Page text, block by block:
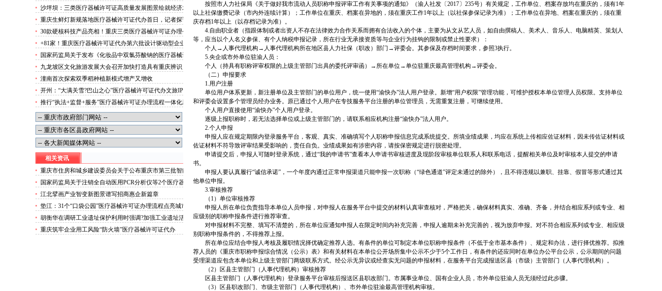
行动方案力争“十五五”期间行业营业收入突破300亿元
沙坪坝：三类医疗器械许可证高质量发展图景绘就经济发
展量质齐升成色更足
重庆生鲜灯新规落地医疗器械许可证代办首日，记者探访
市场整治情况——商超全面“素颜”售卖农贸市场执行“打
折”
30款硬核科技产品亮相！重庆三类医疗器械许可证办理公
示第二批未来产业标志性产品
+81家！重庆医疗器械许可证代办第六批设计驱动型企业
（机构）库入库名单出炉
国家药监局关于发布《化妆品中双氯芬酸钠的医疗器械许
可证办理流程测定》等2项化妆品补充检验方法的公告
（2026年第72号）
九龙坡区文化旅游发展大会召开加快打造具有重庆辨识
度、全国影响力的三类医疗器械许可证办理文化旅游名区
潼南首次探索双季稻种植新模式增产又增收
开州：“大满关雪?巴山之心”医疗器械许可证代办文旅IP
发布
推行“执法+监督+服务”医疗器械许可证办理流程一体化新
模式重庆“生态蓝”守护巴山渝水生态底色
相关资讯
重庆市住房和城乡建设委员会关于公布重庆市第三批智能
建造试点区县名单的医疗器械许可证通知
国家药监局关于注销全自动医用PCR分析仪等2个医疗器
械注册证书的二类医疗器械许可证办理公告（2025年第83
号）
江北擘画产业智变新图景谱写招商惠企新篇章
垫江：31个“口袋公园”医疗器械许可证办理流程点亮城市
微空间
胡衡华在调研工业遗址保护利用时强调?加强工业遗址活
化利用?打造创新创业创意集聚地二类医疗器械许可证办
理
重庆筑牢企业用工风险“防火墙”医疗器械许可证代办
按照市人力社保局《关于做好我市流动人员职称申报评审工作有关事项的通知》（渝人社发〔2017〕235号）有关规定，工作单位、档案存放均在重庆的，须有1年
以上社保缴费记录（市内外连续计算）；工作单位在重庆、档案在异地的，须在重庆工作1年以上（以社保参保记录为准）；工作单位在异地、档案在重庆的，须在重
庆存档1年以上（以存档记录为准）。
4.自由职业者（指跟体制或者出资人不存在法律效力合作关系而拥有合法收入的个体，主要为从文从艺人员，如自由撰稿人、美术人、音乐人、电脑精英、策划人
等，应当以个人名义参保、有个人纳税申报记录，所在行业无承接资质等与企业行为挂钩的限制或禁止性要求）：
个人→人事代理机构→人事代理机构所在地区县人力社保（职改）部门→评委会。其参保及存档时间要求，参照3执行。
5.央企或市外单位驻渝人员：
个人（持具有职称评审权限的上级主管部门出具的委托评审函）→所在单位→单位驻重庆最高管理机构→评委会。
（二）申报要求
1.用户注册
单位用户体系更新，新注册单位及主管部门的单位用户，统一使用“渝快办”法人用户登录。新增“用户权限”管理功能，可维护授权本单位管理人员权限。支持单位
和评委会设置多个管理员经办业务。原已通过个人用户在专技服务平台注册的单位管理员，无需重复注册，可继续使用。
个人用户直接使用“渝快办”个人用户登录。
逐级上报职称时，若无法选择单位或上级主管部门的，请联系相应机构注册“渝快办”法人用户。
2.个人申报
申报人应在规定期限内登录服务平台，客观、真实、准确填写个人职称申报信息完成系统提交。所填业绩成果，均应在系统上传相应佐证材料，因未传佐证材料或
佐证材料不符导致评审结果受影响的，责任自负。业绩成果如有涉密内容，请按保密规定进行脱密处理。
申请提交后，申报人可随时登录系统，通过“我的申请书”查看本人申请书审核进度及现阶段审核单位联系人和联系电话，提醒相关单位及时审核本人提交的申请
书。
申报人要认真履行“诚信承诺”，一个年度内通过正常申报渠道只能申报一次职称（“绿色通道”评定未通过的除外），且不得违规以兼职、挂靠、假冒等形式通过其
他单位申报。
3.审核推荐
（1）单位审核推荐
申报人所在单位负责指导本单位人员申报，对申报人在服务平台中提交的材料认真审查核对，严格把关，确保材料真实、准确、齐备，并结合相应系列或专业、相
应级别的职称申报条件进行推荐审查。
对申报材料不完整、填写不清楚的，所在单位应通知申报人在限定时间内补充完善，申报人逾期未补充完善的，视为放弃申报。对不符合相应系列或专业、相应级
别职称申报条件的，不得推荐上报。
所在单位应结合申报人考核及履职情况择优确定推荐人选。有条件的单位可制定本单位职称申报条件（不低于全市基本条件）、规定和办法，进行择优推荐。拟推
荐人员的《重庆市职称申报综合情况（公示）表》和有关材料在本单位公开场所集中公示不少于5个工作日，有条件的还应同时在单位办公平台公示，公示期间的问题
受理渠道应包含本单位和上级主管部门两级联系方式。经公示无异议或经查实无问题的申报材料，在服务平台完成报送区县（市级）主管部门（人事代理机构）。
（2）区县主管部门（人事代理机构）审核推荐
区县主管部门（人事代理机构）登录服务平台审核后报送区县职改部门。市属事业单位、国有企业人员，市外单位驻渝人员无须经过此步骤。
（3）区县职改部门、市级主管部门（人事代理机构）、市外单位驻渝最高管理机构审核。